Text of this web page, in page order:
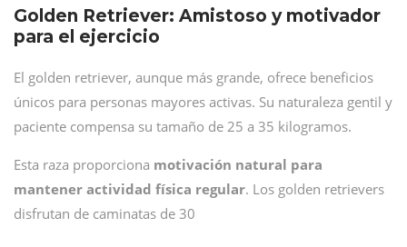
Golden Retriever: Amistoso y motivador
para el ejercicio
El golden retriever, aunque más grande, ofrece beneficios
únicos para personas mayores activas. Su naturaleza gentil y
paciente compensa su tamaño de 25 a 35 kilogramos.
Esta raza proporciona motivación natural para
mantener actividad física regular. Los golden retrievers
disfrutan de caminatas de 30